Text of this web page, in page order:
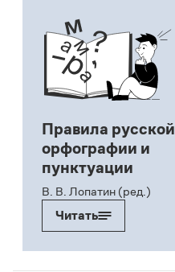
Правила русской
орфографии и
пунктуации
В. В. Лопатин (ред.)
Читать